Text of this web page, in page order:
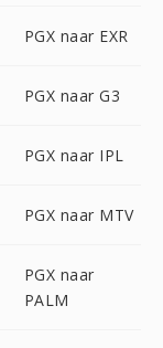
PGX naar EXR
PGX naar G3
PGX naar IPL
PGX naar MTV
PGX naar
PALM